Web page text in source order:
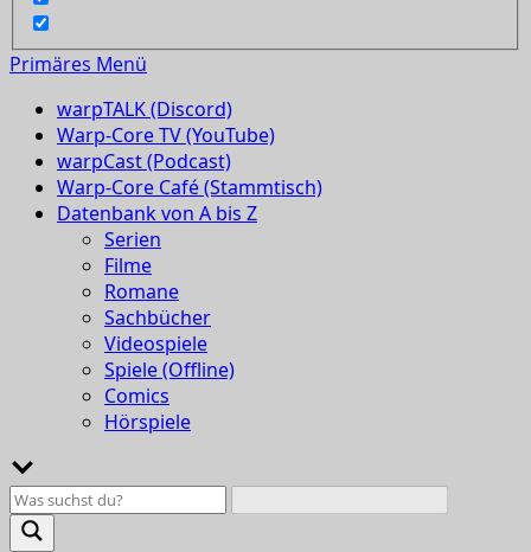
Primäres Menü
warpTALK (Discord)
Warp-Core TV (YouTube)
warpCast (Podcast)
Warp-Core Café (Stammtisch)
Datenbank von A bis Z
Serien
Filme
Romane
Sachbücher
Videospiele
Spiele (Offline)
Comics
Hörspiele